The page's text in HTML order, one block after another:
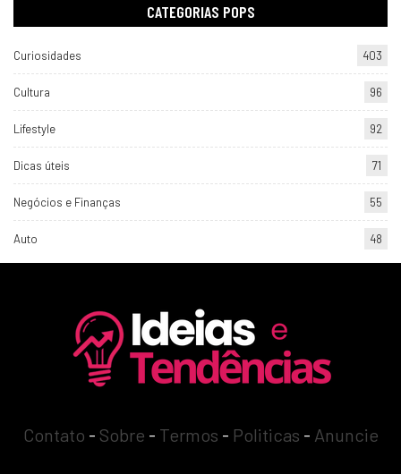
CATEGORIAS POPS
Curiosidades 403
Cultura 96
Lifestyle 92
Dicas úteis 71
Negócios e Finanças 55
Auto 48
Contato - Sobre - Termos - Politicas - Anuncie